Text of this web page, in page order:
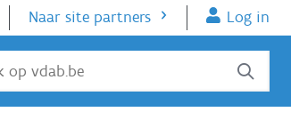
Naar site partners Log in